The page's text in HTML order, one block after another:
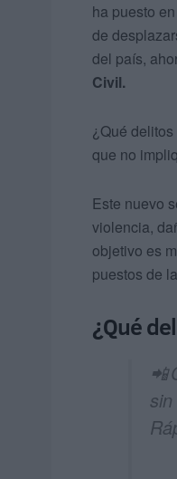
ha puesto
de
del país,
Civil.
¿Qué
que no
Este nuevo
violencia,
objetivo es
puestos de
¿Qué
📲